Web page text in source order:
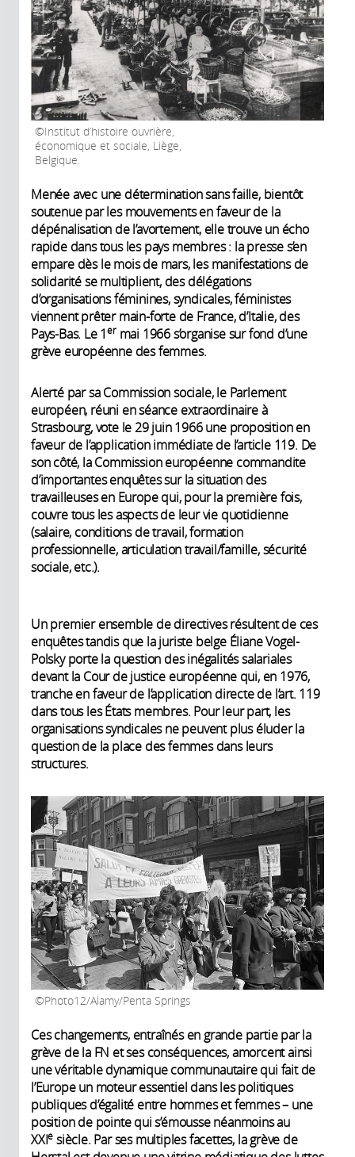
Institut d’histoire ouvrière,
économique et sociale, Liège,
Belgique.
Menée avec une détermination sans faille, bientôt
soutenue par les mouvements en faveur de la
dépénalisation de l’avortement, elle trouve un écho
rapide dans tous les pays membres : la presse s’en
empare dès le mois de mars, les manifestations de
solidarité se multiplient, des délégations
d’organisations féminines, syndicales, féministes
viennent prêter main-forte de France, d’Italie, des
Pays-Bas. Le 1ermai 1966 s’organise sur fond d’une
grève européenne des femmes.
Alerté par sa Commission sociale, le Parlement
européen, réuni en séance extraordinaire à
Strasbourg, vote le 29 juin 1966 une proposition en
faveur de l’application immédiate de l’article 119. De
son côté, la Commission européenne commandite
d’importantes enquêtes sur la situation des
travailleuses en Europe qui, pour la première fois,
couvre tous les aspects de leur vie quotidienne
(salaire, conditions de travail, formation
professionnelle, articulation travail/famille, sécurité
sociale, etc.).
Un premier ensemble de directives résultent de ces
enquêtes tandis que la juriste belge Éliane Vogel-
Polsky porte la question des inégalités salariales
devant la Cour de justice européenne qui, en 1976,
tranche en faveur de l’application directe de l’art. 119
dans tous les États membres. Pour leur part, les
organisations syndicales ne peuvent plus éluder la
question de la place des femmes dans leurs
structures.
Photo12/Alamy/Penta Springs
Ces changements, entraînés en grande partie par la
grève de la FN et ses conséquences, amorcent ainsi
une véritable dynamique communautaire qui fait de
l’Europe un moteur essentiel dans les politiques
publiques d’égalité entre hommes et femmes – une
position de pointe qui s’émousse néanmoins au
XXIe siècle. Par ses multiples facettes, la grève de